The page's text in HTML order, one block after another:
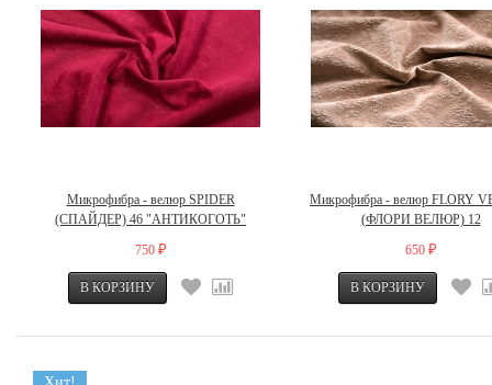
Микрофибра - велюр SPIDER
(СПАЙДЕР) 46 "АНТИКОГОТЬ"
750 ₽
Микрофибра - велюр FLORY
(ФЛОРИ ВЕЛЮР) 12
650 ₽